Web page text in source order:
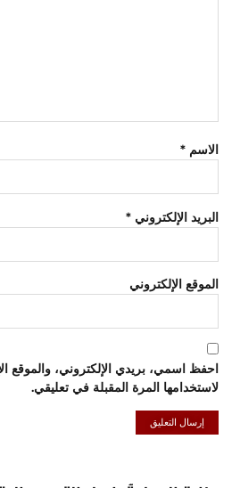
الاسم *
البريد الإلكتروني *
الموقع الإلكتروني
احفظ اسمي، بريدي الإلكتروني، والموقع
لاستخدامها المرة المقبلة في تعليقي.